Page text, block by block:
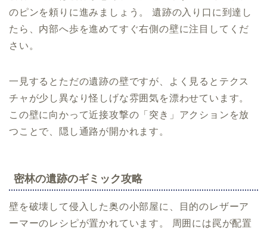
のピンを頼りに進みましょう。 遺跡の入り口に到達し
たら、内部へ歩を進めてすぐ右側の壁に注目してくだ
さい。
一見するとただの遺跡の壁ですが、よく見るとテクス
チャが少し異なり怪しげな雰囲気を漂わせています。
この壁に向かって近接攻撃の「突き」アクションを放
つことで、隠し通路が開かれます。
密林の遺跡のギミック攻略
壁を破壊して侵入した奥の小部屋に、目的のレザーア
ーマーのレシピが置かれています。 周囲には罠が配置